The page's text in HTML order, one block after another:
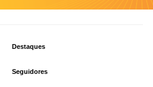
Destaques
Seguidores